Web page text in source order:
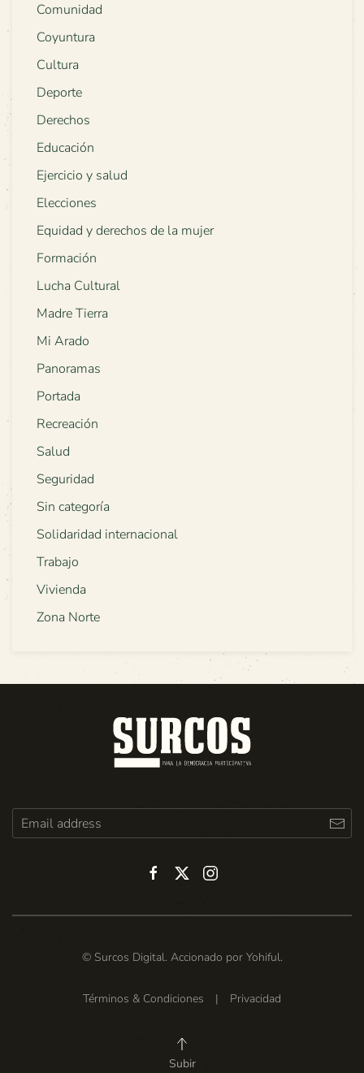
Comunidad
Coyuntura
Cultura
Deporte
Derechos
Educación
Ejercicio y salud
Elecciones
Equidad y derechos de la mujer
Formación
Lucha Cultural
Madre Tierra
Mi Arado
Panoramas
Portada
Recreación
Salud
Seguridad
Sin categoría
Solidaridad internacional
Trabajo
Vivienda
Zona Norte
© Surcos Digital. Accionado por Yohiful.
Términos & Condiciones | Privacidad
Subir